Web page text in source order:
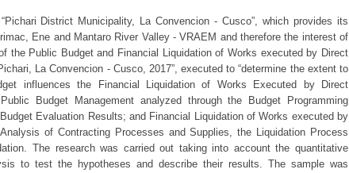
District Municipality, La Convencion - Cusco”, which provides its
Ene and Mantaro River Valley - VRAEM and therefore the interest of
the Public Budget and Financial Liquidation of Works executed by Direct
La Convencion - Cusco, 2017”, executed to “determine the extent to
influences the Financial Liquidation of Works Executed by Direct
Budget Management analyzed through the Budget Programming
Evaluation Results; and Financial Liquidation of Works executed by
of Contracting Processes and Supplies, the Liquidation Process
The research was carried out taking into account the quantitative
to test the hypotheses and describe their results. The sample was